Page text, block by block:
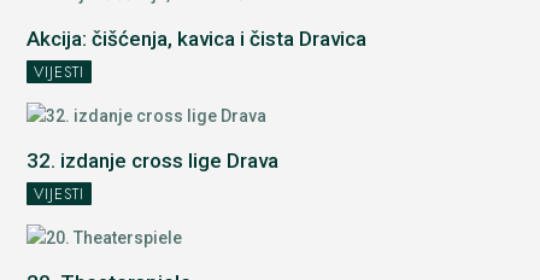
Akcija: čišćenja, kavica i čista Dravica
VIJESTI
32. izdanje cross lige Drava
VIJESTI